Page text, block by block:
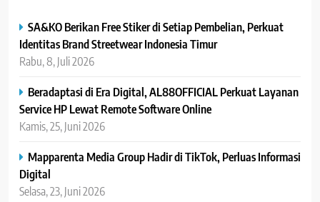
SA&KO Berikan Free Stiker di Setiap Pembelian, Perkuat
Identitas Brand Streetwear Indonesia Timur
Rabu, 8, Juli 2026
Beradaptasi di Era Digital, AL88OFFICIAL Perkuat Layanan
Service HP Lewat Remote Software Online
Kamis, 25, Juni 2026
Mapparenta Media Group Hadir di TikTok, Perluas Informasi
Digital
Selasa, 23, Juni 2026